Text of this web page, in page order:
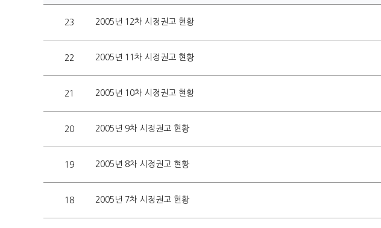
23 2005년 12차 시정권고 현황
22 2005년 11차 시정권고 현황
21 2005년 10차 시정권고 현황
20 2005년 9차 시정권고 현황
19 2005년 8차 시정권고 현황
18 2005년 7차 시정권고 현황